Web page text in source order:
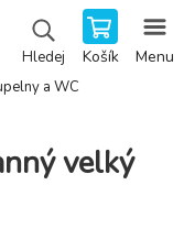
Hledej Košík Menu
a WC
velký